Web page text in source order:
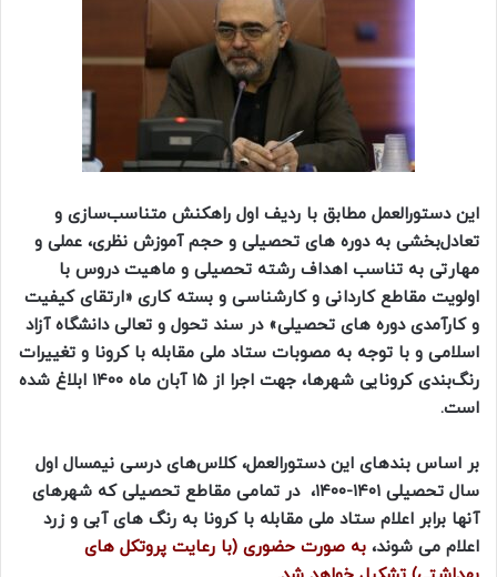
این دستورالعمل مطابق با ردیف اول راهکنش متناسب‌سازی و
تعادل‌بخشی به دوره های تحصیلی و حجم آموزش نظری، عملی و
مهارتی به تناسب اهداف رشته تحصیلی و ماهیت دروس با
اولویت مقاطع کاردانی و کارشناسی و بسته کاری «ارتقای کیفیت
و کارآمدی دوره های تحصیلی» در سند تحول و تعالی دانشگاه آزاد
اسلامی و با توجه به مصوبات ستاد ملی مقابله با کرونا و تغییرات
رنگ‌بندی کرونایی شهرها، جهت اجرا از ۱۵ آبان ماه ۱۴۰۰ ابلاغ شده
است.
بر اساس بندهای این دستورالعمل، کلاس‌های درسی نیمسال اول
سال تحصیلی ۱۴۰۱-۱۴۰۰، در تمامی مقاطع تحصیلی که شهرهای
آنها برابر اعلام ستاد ملی مقابله با کرونا به رنگ های آبی و زرد
اعلام می شوند، به صورت حضوری (با رعایت پروتکل های